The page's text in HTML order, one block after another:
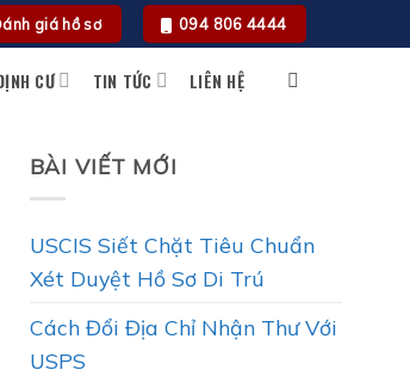
giá hồ sơ 094 806 4444
CƯ TIN TỨC LIÊN HỆ
BÀI VIẾT MỚI
USCIS Siết Chặt Tiêu Chuẩn
Xét Duyệt Hồ Sơ Di Trú
Cách Đổi Địa Chỉ Nhận Thư Với
USPS